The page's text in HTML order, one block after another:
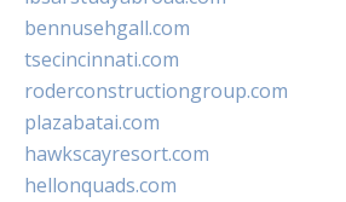
bennusehgall.com
tsecincinnati.com
roderconstructiongroup.com
plazabatai.com
hawkscayresort.com
hellonquads.com